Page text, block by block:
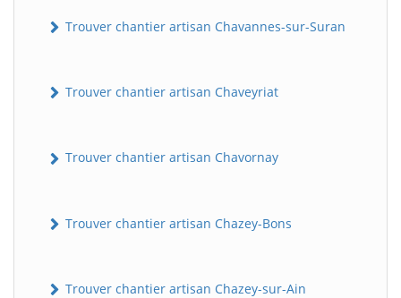
Trouver chantier artisan Chavannes-sur-Suran
Trouver chantier artisan Chaveyriat
Trouver chantier artisan Chavornay
Trouver chantier artisan Chazey-Bons
Trouver chantier artisan Chazey-sur-Ain